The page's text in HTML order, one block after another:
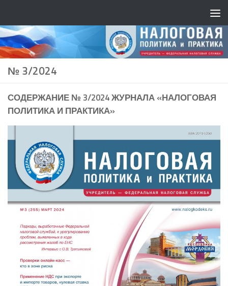
№ 3/2024
СОДЕРЖАНИЕ № 3/2024 ЖУРНАЛА «НАЛОГОВАЯ
ПОЛИТИКА И ПРАКТИКА»